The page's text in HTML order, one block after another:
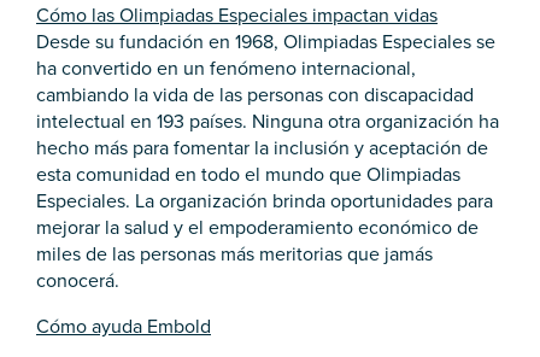
Cómo las Olimpiadas Especiales impactan vidas
Desde su fundación en 1968, Olimpiadas Especiales se
ha convertido en un fenómeno internacional,
cambiando la vida de las personas con discapacidad
intelectual en 193 países. Ninguna otra organización ha
hecho más para fomentar la inclusión y aceptación de
esta comunidad en todo el mundo que Olimpiadas
Especiales. La organización brinda oportunidades para
mejorar la salud y el empoderamiento económico de
miles de las personas más meritorias que jamás
conocerá.
Cómo ayuda Embold